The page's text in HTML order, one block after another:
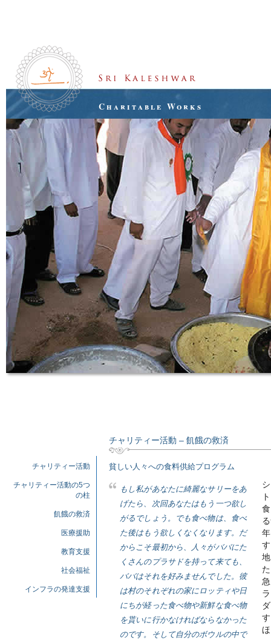
Charitable Works
チャリティー活動 – 飢餓の救済
貧しい人々への食料供給プログラム
もし私があなたに綺麗なサリーをあ
げたら、次回あなたはもう一つ欲し
がるでしょう。でも食べ物は、食べ
た後はもう欲しくなくなります。だ
からこそ最初から、人々がババにた
くさんのプラサドを持って来ても、
ババはそれを好みませんでした。彼
は村のそれぞれの家にロッティや日
にちが経った食べ物や新鮮な食べ物
を貰いに行かなければならなかった
のです。そして自分のボウルの中で
チャリティー活動
チャリティー活動の5つ
の柱
飢餓の救済
医療援助
教育支援
社会福祉
インフラの発達支援